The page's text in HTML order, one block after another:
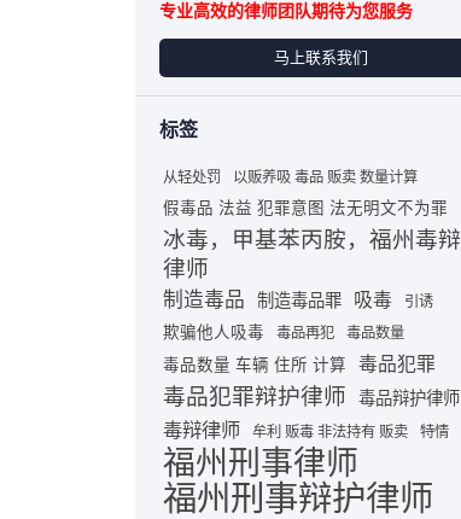
专业高效的律师团队期待为您服务
马上联系我们
标签
从轻处罚 以贩养吸 毒品 贩卖 数量计算
假毒品 法益 犯罪意图 法无明文不为罪
冰毒，甲基苯丙胺，福州毒辩
律师
制造毒品 制造毒品罪 吸毒 引诱
欺骗他人吸毒 毒品再犯 毒品数量
毒品数量 车辆 住所 计算 毒品犯罪
毒品犯罪辩护律师 毒品辩护律师
毒辩律师 牟利 贩毒 非法持有 贩卖 特情
福州刑事律师
福州刑事辩护律师